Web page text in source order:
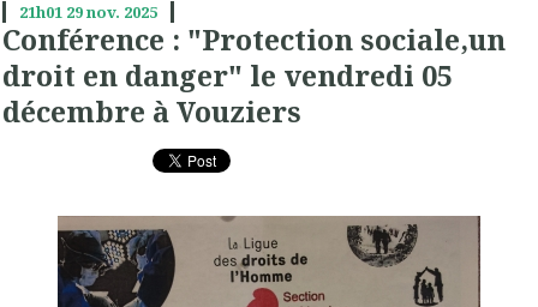
21h01 29nov. 2025
Conférence : "Protection sociale,un
droit en danger" le vendredi 05
décembre à Vouziers